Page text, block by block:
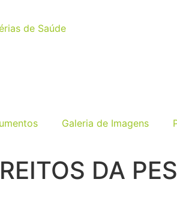
de Saúde
Galeria de Imagens
DA